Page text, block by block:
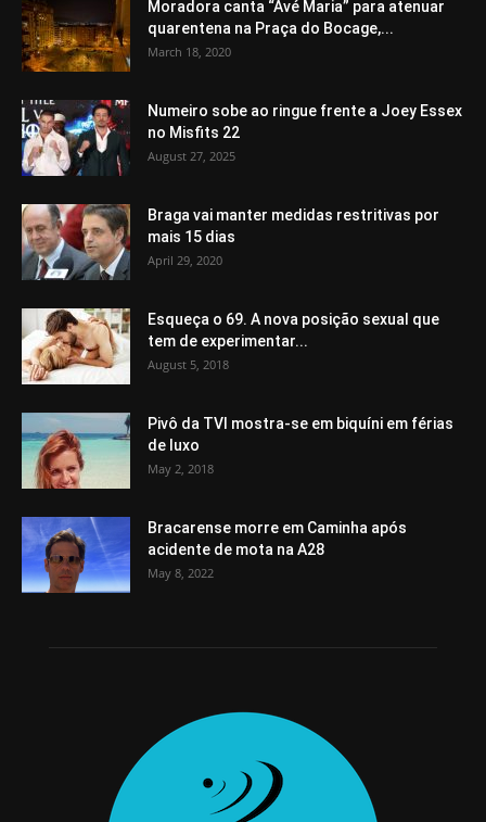
Moradora canta “Avé Maria” para atenuar
quarentena na Praça do Bocage,...
March 18, 2020
Numeiro sobe ao ringue frente a Joey Essex
no Misfits 22
August 27, 2025
Braga vai manter medidas restritivas por
mais 15 dias
April 29, 2020
Esqueça o 69. A nova posição sexual que
tem de experimentar...
August 5, 2018
Pivô da TVI mostra-se em biquíni em férias
de luxo
May 2, 2018
Bracarense morre em Caminha após
acidente de mota na A28
May 8, 2022